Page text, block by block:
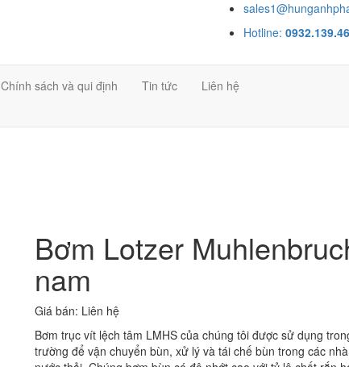
Hotline:
Chính sách và qui định Tin tức Liên hệ
Bơm Lotzer
nam
Giá bán: Liên hệ
Bơm trục vít lệch tâm LMHS của chúng tôi được sử dụng
trường để vận chuyển bùn, xử lý và tái chế bùn trong các